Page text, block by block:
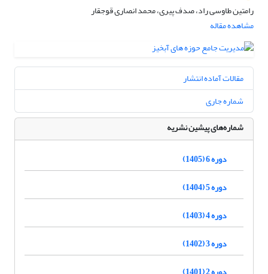
رامتین طاوسی راد، صدف پیری، محمد انصاری قوجقار
مشاهده مقاله
مقالات آماده انتشار
شماره جاری
شماره‌های پیشین نشریه
دوره 6 (1405)
دوره 5 (1404)
دوره 4 (1403)
دوره 3 (1402)